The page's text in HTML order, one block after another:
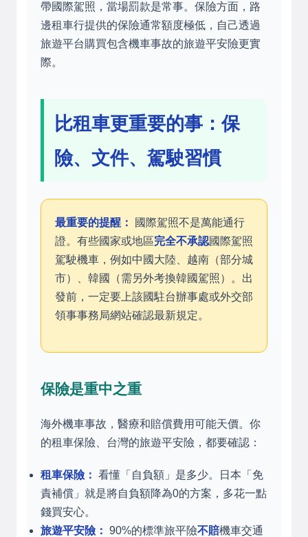
帶國際駕照，當場罰款是常事。保險方面，路
邊租車行提供的保險通常額度極低，自己透過
旅遊平台購買包含機車事故的旅遊平安險更實
際。
比租車更重要的事：保
險、文件、駕駛習慣
最重要的提醒：
國際駕照不是萬能通行
證。有些國家或地區完全不承認國際駕照
駕駛機車，例如中國大陸、越南（部分城
市）、韓國（需另外考換韓國駕照）。出
發前，一定要上該國駐台辦事處或外交部
領事事務局網站確認最新規定。
保險是重中之重
海外機車事故，醫療和賠償費用可能天價。你
的租車保險、台灣的旅遊平安險，都要確認：
租車保險： 看懂「自負額」是多少。日本「免
責補償」就是將自負額降為0的方案，多花一點
錢買安心。
旅遊平安險： 90%的標準旅平險不賠機車交通